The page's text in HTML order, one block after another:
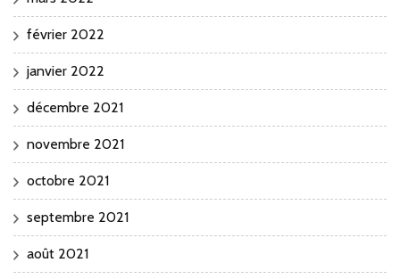
février 2022
janvier 2022
décembre 2021
novembre 2021
octobre 2021
septembre 2021
août 2021